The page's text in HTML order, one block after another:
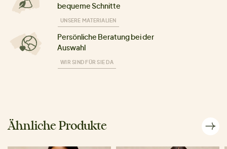
bequeme Schnitte
UNSERE MATERIALIEN
Persönliche Beratung bei der
Auswahl
WIR SIND FÜR SIE DA
Ähnliche Produkte